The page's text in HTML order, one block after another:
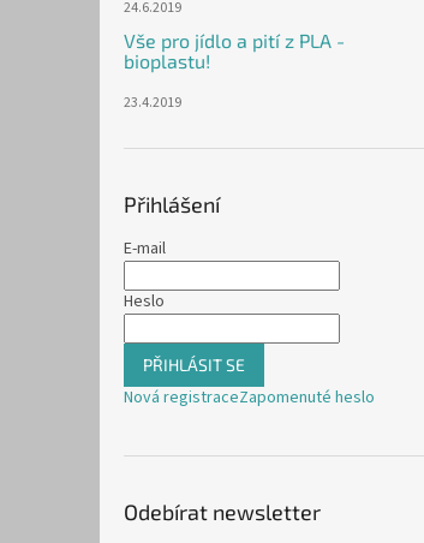
24.6.2019
Vše pro jídlo a pití z PLA -
bioplastu!
23.4.2019
Přihlášení
E-mail
Heslo
PŘIHLÁSIT SE
Nová registraceZapomenuté heslo
Odebírat newsletter